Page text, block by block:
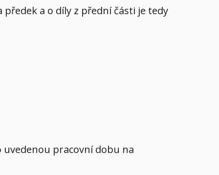
a o díly z přední části je tedy
uvedenou pracovní dobu na